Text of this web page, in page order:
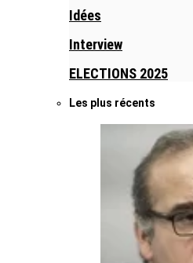
Idées
Interview
ELECTIONS 2025
Les plus récents